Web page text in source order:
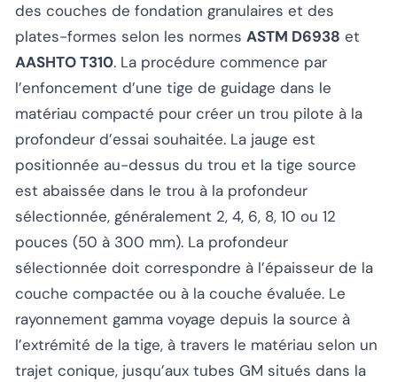
des couches de fondation granulaires et des
plates-formes selon les normes ASTM D6938 et
AASHTO T310. La procédure commence par
l’enfoncement d’une tige de guidage dans le
matériau compacté pour créer un trou pilote à la
profondeur d’essai souhaitée. La jauge est
positionnée au-dessus du trou et la tige source
est abaissée dans le trou à la profondeur
sélectionnée, généralement 2, 4, 6, 8, 10 ou 12
pouces (50 à 300 mm). La profondeur
sélectionnée doit correspondre à l’épaisseur de la
couche compactée ou à la couche évaluée. Le
rayonnement gamma voyage depuis la source à
l’extrémité de la tige, à travers le matériau selon un
trajet conique, jusqu’aux tubes GM situés dans la